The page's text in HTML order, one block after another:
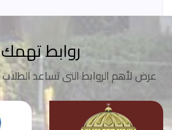
روابط تهمك
عرض لأهم الروابط التى تساعد